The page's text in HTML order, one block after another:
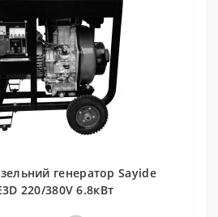
генератор Sayide
220/380V 6.8кВт